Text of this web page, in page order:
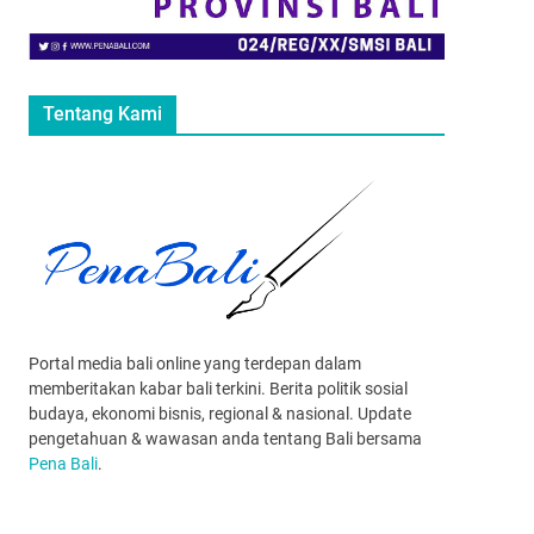
Tentang Kami
Portal media bali online yang terdepan dalam
memberitakan kabar bali terkini. Berita politik sosial
budaya, ekonomi bisnis, regional & nasional. Update
pengetahuan & wawasan anda tentang Bali bersama
Pena Bali.